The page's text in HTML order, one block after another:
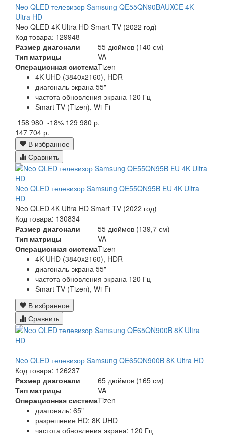
Neo QLED телевизор Samsung QE55QN90BAUXCE 4K
Ultra HD
Neo QLED 4K Ultra HD Smart TV (2022 год)
Код товара: 129948
Размер диагонали
55 дюймов (140 см)
Тип матрицы
VA
Операционная системаTizen
4K UHD (3840x2160), HDR
диагональ экрана 55"
частота обновления экрана 120 Гц
Smart TV (Tizen), Wi-Fi
158 980 -18% 129 980 р.
147 704 р.
В избранное
Сравнить
Neo QLED телевизор Samsung QE55QN95B EU 4K Ultra
HD
Neo QLED 4K Ultra HD Smart TV (2022 год)
Код товара: 130834
Размер диагонали
55 дюймов (139,7 см)
Тип матрицы
VA
Операционная системаTizen
4K UHD (3840x2160), HDR
диагональ экрана 55"
частота обновления экрана 120 Гц
Smart TV (Tizen), Wi-Fi
В избранное
Сравнить
Neo QLED телевизор Samsung QE65QN900B 8K Ultra HD
Код товара: 126237
Размер диагонали
65 дюймов (165 см)
Тип матрицы
VA
Операционная системаTizen
диагональ: 65"
разрешение HD: 8K UHD
частота обновления экрана: 120 Гц